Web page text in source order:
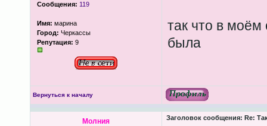
Сообщения: 119
Имя: марина
Город: Черкассы
Репутация: 9
так что в моём
была
Вернуться к началу
Молния Заголовок сообщения: Re: